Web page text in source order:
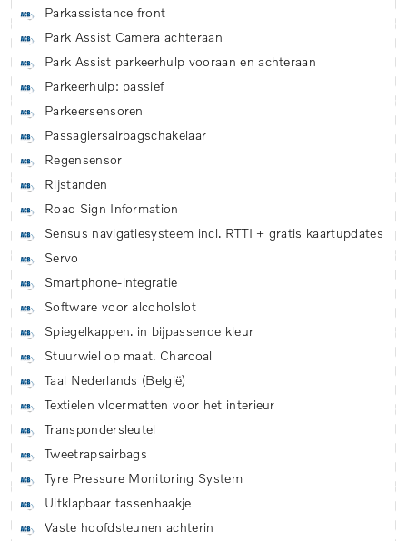
Parkassistance front
Park Assist Camera achteraan
Park Assist parkeerhulp vooraan en achteraan
Parkeerhulp: passief
Parkeersensoren
Passagiersairbagschakelaar
Regensensor
Rijstanden
Road Sign Information
Sensus navigatiesysteem incl. RTTI + gratis kaartupdates
Servo
Smartphone-integratie
Software voor alcoholslot
Spiegelkappen. in bijpassende kleur
Stuurwiel op maat. Charcoal
Taal Nederlands (België)
Textielen vloermatten voor het interieur
Transpondersleutel
Tweetrapsairbags
Tyre Pressure Monitoring System
Uitklapbaar tassenhaakje
Vaste hoofdsteunen achterin